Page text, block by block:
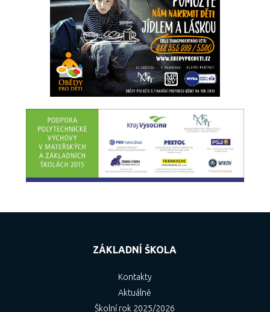
ZÁKLADNÍ ŠKOLA
Kontakty
Aktuálně
Školní rok 2025/2026